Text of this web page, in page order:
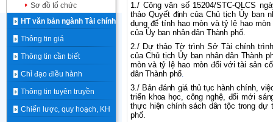
Sơ đồ tổ chức
HT văn bản ngành Tài chính
Thông tin giá
Thông tin cần biết
Chỉ đạo điều hành
Thông tin tuyên truyền
Chiến lược, quy hoạch, KH
1./ Công văn số 15204/STC-QLCS
thảo Quyết định của Chủ tịch Ủy ban
dụng để tính hao mòn và tỷ lệ hao
của Ủy ban nhân dân Thành phố.
2./ Dự thảo Tờ trình Sở Tài chính
của Chủ tịch Ủy ban nhân dân Thành
mòn và tỷ lệ hao mòn đối với tài sản
dân Thành phố.
3./ Bản đánh giá thủ tục hành chính,
triển khoa học, công nghệ, đổi mới
thực hiện chính sách dân tộc trong dự
phố.